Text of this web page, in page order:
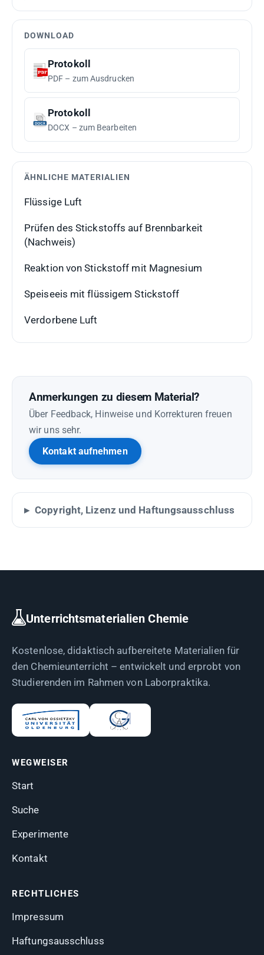
DOWNLOAD
Protokoll
PDF – zum Ausdrucken
Protokoll
DOCX – zum Bearbeiten
ÄHNLICHE MATERIALIEN
Flüssige Luft
Prüfen des Stickstoffs auf Brennbarkeit
(Nachweis)
Reaktion von Stickstoff mit Magnesium
Speiseeis mit flüssigem Stickstoff
Verdorbene Luft
Anmerkungen zu diesem Material?
Über Feedback, Hinweise und Korrekturen freuen
wir uns sehr.
Kontakt aufnehmen
Copyright, Lizenz und Haftungsausschluss
Unterrichtsmaterialien Chemie
Kostenlose, didaktisch aufbereitete Materialien für
den Chemieunterricht – entwickelt und erprobt von
Studierenden im Rahmen von Laborpraktika.
WEGWEISER
Start
Suche
Experimente
Kontakt
RECHTLICHES
Impressum
Haftungsausschluss